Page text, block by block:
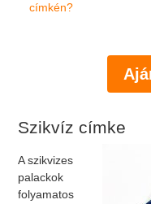
címkén?
Szikvíz címke
A szikvizes
palackok
folyamatos